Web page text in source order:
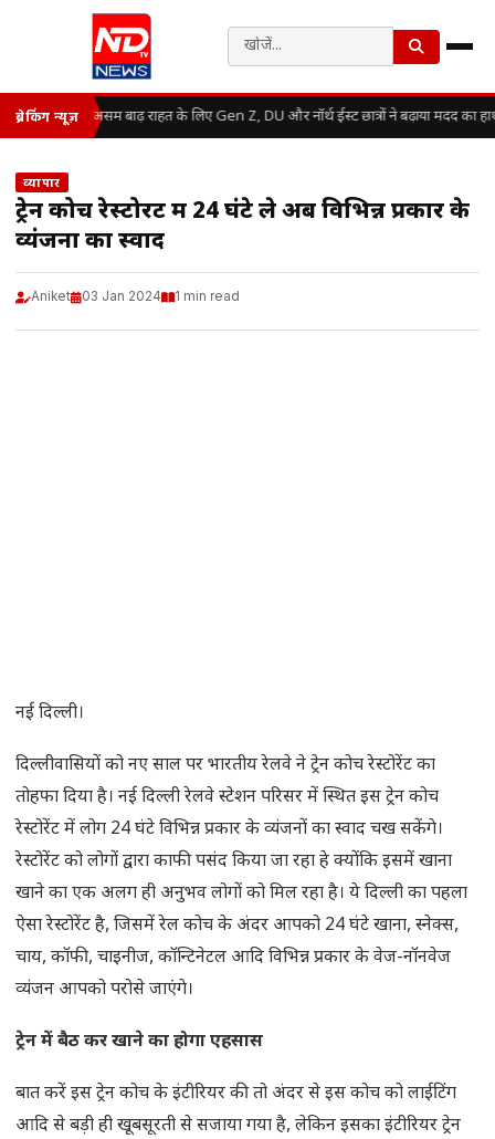
ब्रेकिंग न्यूज़ असम बाढ़ राहत के लिए Gen Z, DU और नॉर्थ ईस्ट छात्रों ने बढ़ाया मदद का
व्यापार
ट्रेन कोच रेस्टोरेंट में 24 घंटे ले अब विभिन्न प्रकार के
व्यंजनों का स्वाद
Aniket 03 Jan 2024 1 min read
नई दिल्ली।
दिल्लीवासियों को नए साल पर भारतीय रेलवे ने ट्रेन कोच रेस्टोरेंट का
तोहफा दिया है। नई दिल्ली रेलवे स्टेशन परिसर में स्थित इस ट्रेन कोच
रेस्टोरेंट में लोग 24 घंटे विभिन्न प्रकार के व्यंजनों का स्वाद चख सकेंगे।
रेस्टोरेंट को लोगों द्वारा काफी पसंद किया जा रहा हे क्योंकि इसमें खाना
खाने का एक अलग ही अनुभव लोगों को मिल रहा है। ये दिल्ली का पहला
ऐसा रेस्टोरेंट है, जिसमें रेल कोच के अंदर आपको 24 घंटे खाना, स्नेक्स,
चाय, कॉफी, चाइनीज, कॉन्टिनेटल आदि विभिन्न प्रकार के वेज-नॉनवेज
व्यंजन आपको परोसे जाएंगे।
ट्रेन में बैठ कर खाने का होगा एहसास
बात करें इस ट्रेन कोच के इंटीरियर की तो अंदर से इस कोच को लाईटिंग
आदि से बड़ी ही खूबसूरती से सजाया गया है, लेकिन इसका इंटीरियर ट्रेन